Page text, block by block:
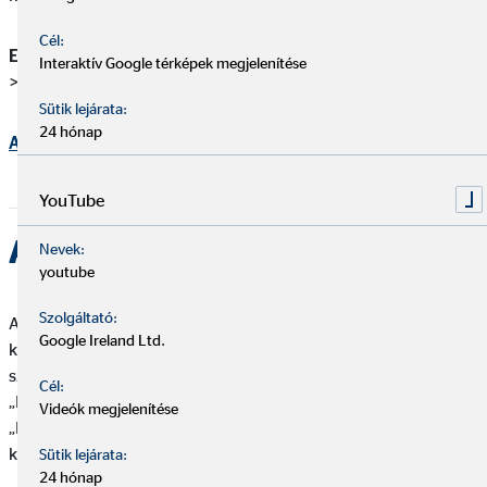
Elérési út: Online Ügyintézés > adatkérő felület > szerződések
> Igazolások > Kötvény
Az ügyfélfiók linkje
Allianz Bizto
A főoldalon az „Ügyfélportál bejelentkezés” menüpontot kell
kiválasztani. A bejelentkezést követően megjelennek a
szerződések. Az adott szerződés kiválasztása után a
„Részletek” gombra kattintva megjelennek a díjadatok. A
„Kötvény letöltése” gomb kiválasztásával pedig letölthető a
kötvény.
Cél:
Interaktív Google térképek megjelenítése
Sütik lejárata:
24 hónap
YouTube
Nevek:
youtube
Szolgáltató:
Google Ireland Ltd.
Cél:
Videók megjelenítése
Sütik lejárata:
24 hónap